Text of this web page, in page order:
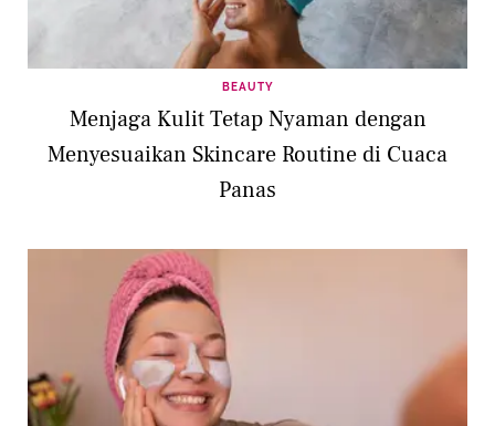
BEAUTY
Menjaga Kulit Tetap Nyaman dengan
Menyesuaikan Skincare Routine di Cuaca
Panas